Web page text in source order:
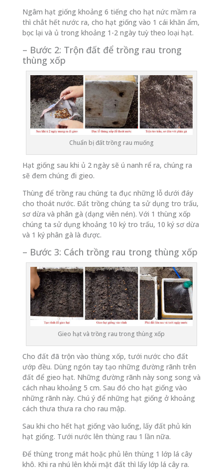
Ngâm hạt giống khoảng 6 tiếng cho hạt nức mầm ra
thì chắt hết nước ra, cho hạt giống vào 1 cái khăn ẩm,
bọc lại và ủ trong khoảng 1-2 ngày tuỳ theo loại hạt.
– Bước 2: Trộn đất để trồng rau trong
thùng xốp
Chuẩn bị đất trồng rau muống
Hạt giống sau khi ủ 2 ngày sẽ ú nanh rể ra, chúng ra
sẽ đem chúng đi gieo.
Thùng để trồng rau chúng ta đục những lỗ dưới đáy
cho thoát nước. Đất trồng chúng ta sử dụng tro trấu,
sơ dừa và phân gà (dạng viên nén). Với 1 thùng xốp
chúng ta sử dụng khoảng 10 ký tro trấu, 10 ký sơ dừa
và 1 ký phân gà là được.
– Bước 3: Cách trồng rau trong thùng xốp
Gieo hạt và trồng rau trong thùng xốp
Cho đất đã trộn vào thùng xốp, tưới nước cho đất
ướp đều. Dùng ngón tay tạo những đường rãnh trên
đất để gieo hạt. Những đường rãnh này song song và
cách nhau khoảng 5 cm. Sau đó cho hạt giống vào
những rãnh này. Chú ý để những hạt giống ở khoảng
cách thưa thưa ra cho rau mập.
Sau khi cho hết hạt giống vào luống, lấy đất phủ kín
hạt giống. Tưới nước lên thùng rau 1 lần nữa.
Để thùng trong mát hoặc phủ lên thùng 1 lớp lá cây
khô. Khi ra nhú lên khỏi mặt đất thì lấy lớp lá cây ra.